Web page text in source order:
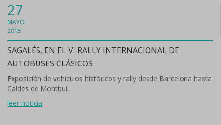
27
MAYO
2015
SAGALÉS, EN EL VI RALLY INTERNACIONAL DE
AUTOBUSES CLÁSICOS
Exposición de vehículos históricos y rally desde Barcelona hasta
Caldes de Montbui.
leer noticia